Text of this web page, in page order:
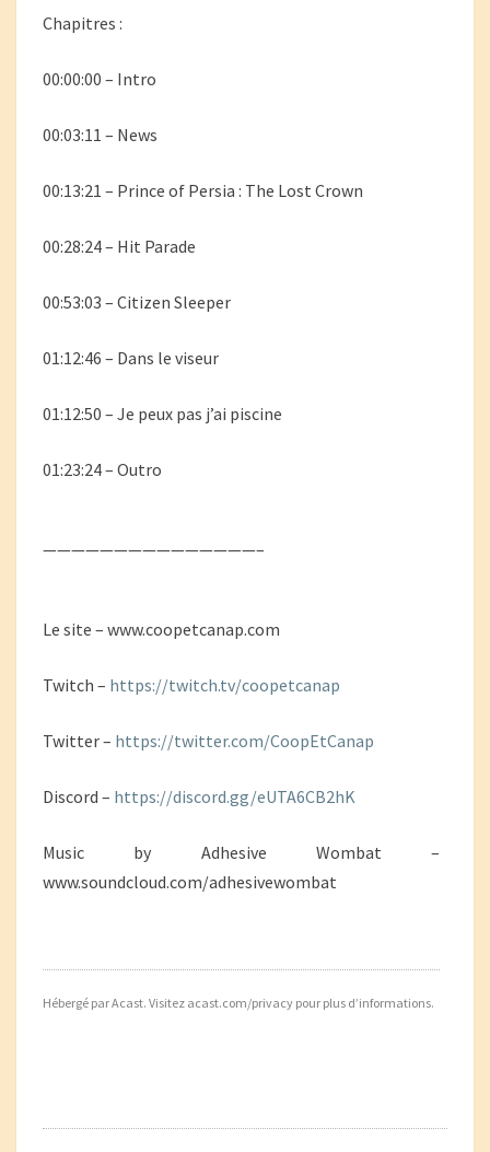
Chapitres :
00:00:00 – Intro
00:03:11 – News
00:13:21 – Prince of Persia : The Lost Crown
00:28:24 – Hit Parade
00:53:03 – Citizen Sleeper
01:12:46 – Dans le viseur
01:12:50 – Je peux pas j’ai piscine
01:23:24 – Outro
———————————————–
Le site – www.coopetcanap.com
Twitch – https://twitch.tv/coopetcanap
Twitter – https://twitter.com/CoopEtCanap
Discord – https://discord.gg/eUTA6CB2hK
Music by Adhesive Wombat –
www.soundcloud.com/adhesivewombat
Hébergé par Acast. Visitez acast.com/privacy pour plus d’informations.